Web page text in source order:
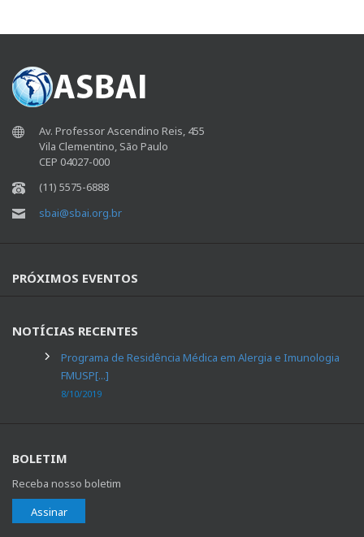
Av. Professor Ascendino Reis, 455
Vila Clementino, São Paulo
CEP 04027-000
(11) 5575-6888
sbai@sbai.org.br
PRÓXIMOS EVENTOS
NOTÍCIAS RECENTES
Programa de Residência Médica em Alergia e Imunologia
FMUSP[...]
8/10/2019
BOLETIM
Receba nosso boletim
Assinar